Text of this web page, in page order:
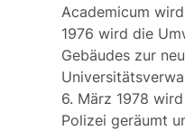
Academicum
1976 wird die
Gebäudes zur
6. März 1978
Polizei geräumt